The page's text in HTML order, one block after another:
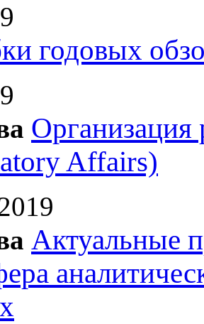
годовых
Организация
Affairs)
Актуальные